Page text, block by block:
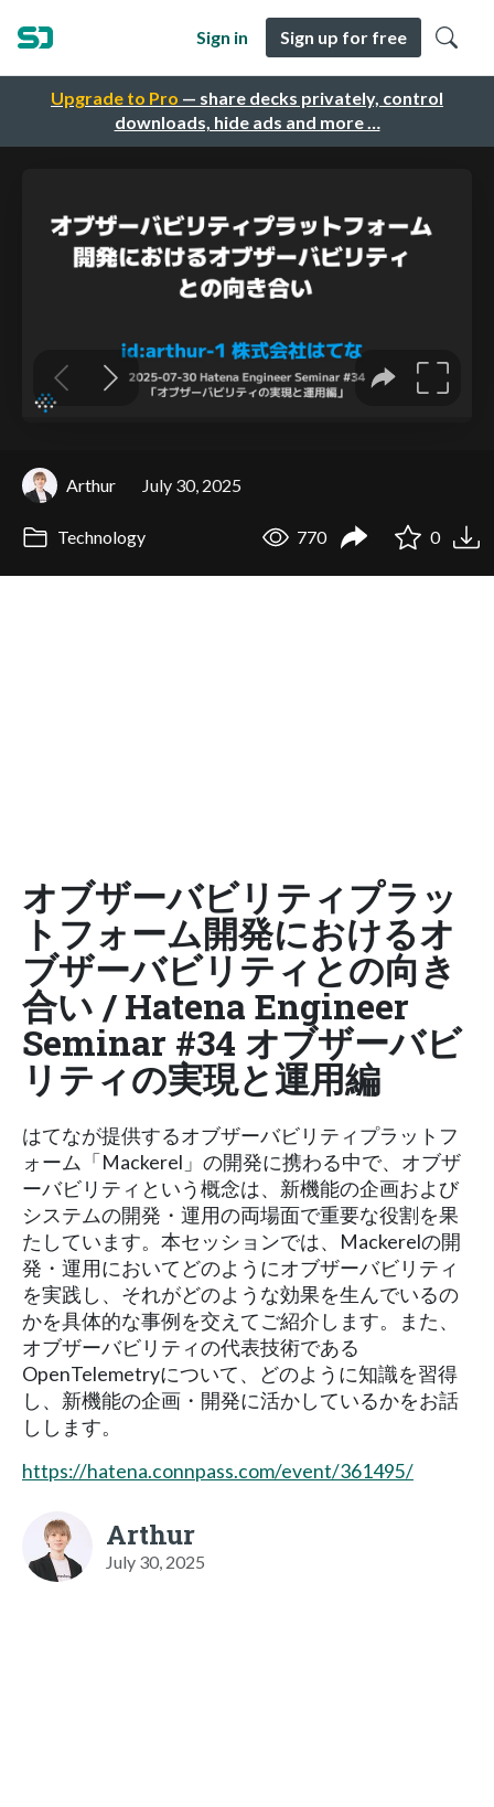
Upgrade to Pro — share decks privately, control
downloads, hide ads and more …
Sign in Sign up for free
Arthur July 30, 2025
Technology 770 0
オブザーバビリティプラッ
トフォーム開発におけるオ
ブザーバビリティとの向き
合い / Hatena Engineer
Seminar #34 オブザーバビ
リティの実現と運用編
はてなが提供するオブザーバビリティプラットフ
ォーム「Mackerel」の開発に携わる中で、オブザ
ーバビリティという概念は、新機能の企画および
システムの開発・運用の両場面で重要な役割を果
たしています。本セッションでは、Mackerelの開
発・運用においてどのようにオブザーバビリティ
を実践し、それがどのような効果を生んでいるの
かを具体的な事例を交えてご紹介します。また、
オブザーバビリティの代表技術である
OpenTelemetryについて、どのように知識を習得
し、新機能の企画・開発に活かしているかをお話
しします。
https://hatena.connpass.com/event/361495/
Arthur
July 30, 2025